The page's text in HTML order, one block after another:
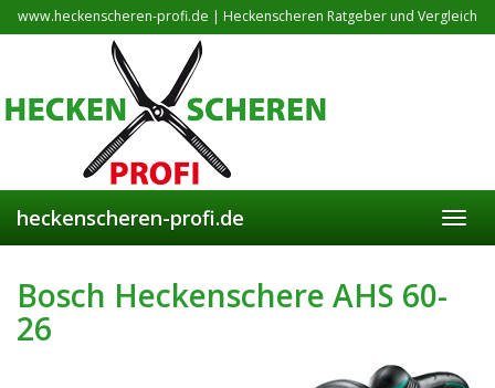
Skip
to
www.heckenscheren-profi.de | Heckenscheren Ratgeber und Vergleich
heckenscheren-profi.de
Bosch Heckenschere AHS 60-
26